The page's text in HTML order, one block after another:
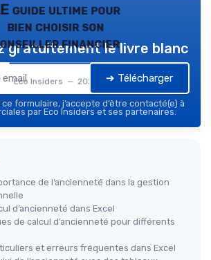
guide ultime pour
bien choisir son
financier
Eco Insiders — 2026
gratuitement le livre blanc
➔ Télécharger
formulaire, j’accepte d’être contacté(e) à
par Eco Insiders et ses partenaires.
de l’ancienneté dans la gestion
d’ancienneté dans Excel
de calcul d’ancienneté pour différents
et erreurs fréquentes dans Excel